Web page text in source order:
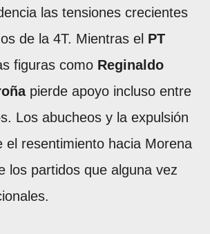
las tensiones crecientes
de la 4T. Mientras el PT
figuras como Reginaldo
pierde apoyo incluso entre
Los abucheos y la expulsión
el resentimiento hacia Morena
los partidos que alguna vez